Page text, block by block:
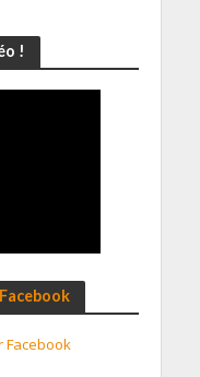
!
Facebook